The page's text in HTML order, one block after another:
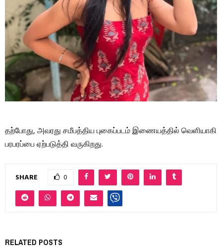
தற்போது, ​​அவரது சமீபத்திய புகைப்படம் இணையத்தில் வெளியாகி
பரபரப்பை ஏற்படுத்தி வருகிறது.
SHARE 0
RELATED POSTS